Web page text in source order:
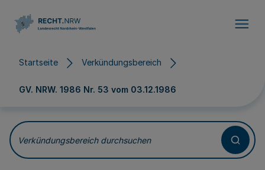
Startseite Verkündungsbereich
GV. NRW. 1986 Nr. 53 vom 03.12.1986
Verkündungsbereich durchsuchen